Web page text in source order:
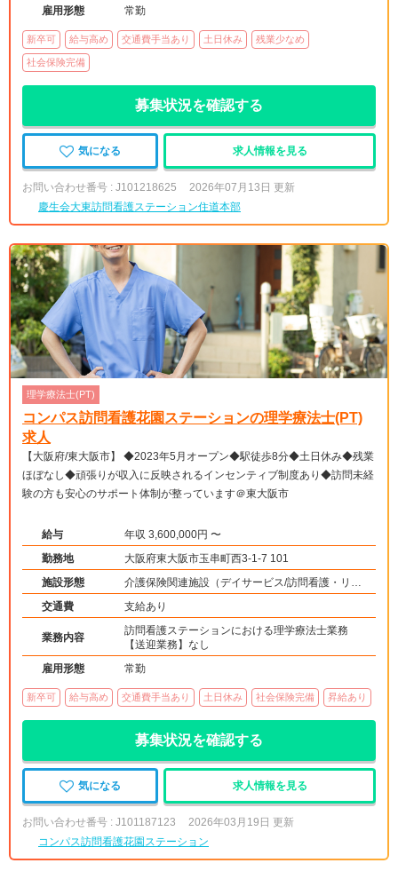
雇用形態
常勤
新卒可 給与高め 交通費手当あり 土日休み 残業少なめ
社会保険完備
募集状況を確認する
気になる 求人情報を見る
お問い合わせ番号 : J101218625
2026年07月13日 更新
慶生会大東訪問看護ステーション住道本部
理学療法士(PT)
コンパス訪問看護花園ステーションの理学療法士(PT)
求人
【大阪府/東大阪市】 ◆2023年5月オープン◆駅徒歩8分◆土日休み◆残業
ほぼなし◆頑張りが収入に反映されるインセンティブ制度あり◆訪問未経
験の方も安心のサポート体制が整っています＠東大阪市
給与
年収 3,600,000円 〜
勤務地
大阪府東大阪市玉串町西3-1-7 101
施設形態
介護保険関連施設（デイサービス/訪問看護・リ
ハ）
交通費 支給あり
業務内容
訪問看護ステーションにおける理学療法士業務
【送迎業務】なし
雇用形態
常勤
新卒可 給与高め 交通費手当あり 土日休み 社会保険完備 昇給あり
募集状況を確認する
気になる 求人情報を見る
お問い合わせ番号 : J101187123
2026年03月19日 更新
コンパス訪問看護花園ステーション